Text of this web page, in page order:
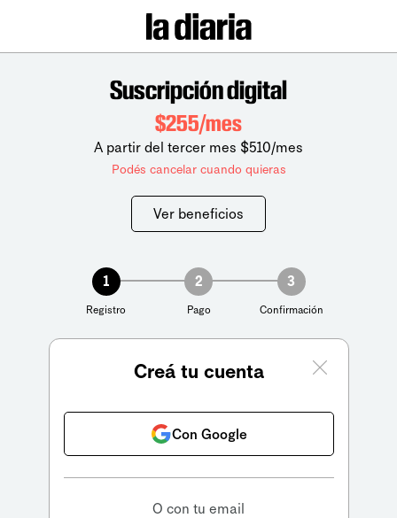
Suscripción digital
$255/mes
A partir del tercer mes $510/mes
Podés cancelar cuando quieras
Ver beneficios
1
Registro
2
Pago
3
Confirmación
Creá tu cuenta
Con Google
O con tu email